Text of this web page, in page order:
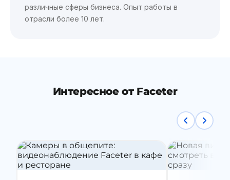
различные сферы бизнеса. Опыт работы в
отрасли более 10 лет.
Интересное от Faceter